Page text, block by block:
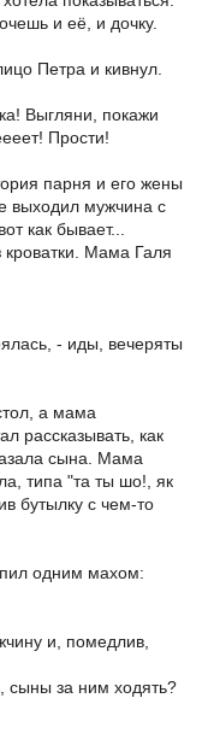
и её, и дочку.
Петра и кивнул.
Выгляни, покажи
Прости!
парня и его жены
выходил мужчина с
как бывает...
Мама Галя
- иды, вечеряты
а мама
рассказывать, как
сына. Мама
типа "та ты шо!, як
бутылку с чем-то
одним махом:
и, помедлив,
сыны за ним ходять?